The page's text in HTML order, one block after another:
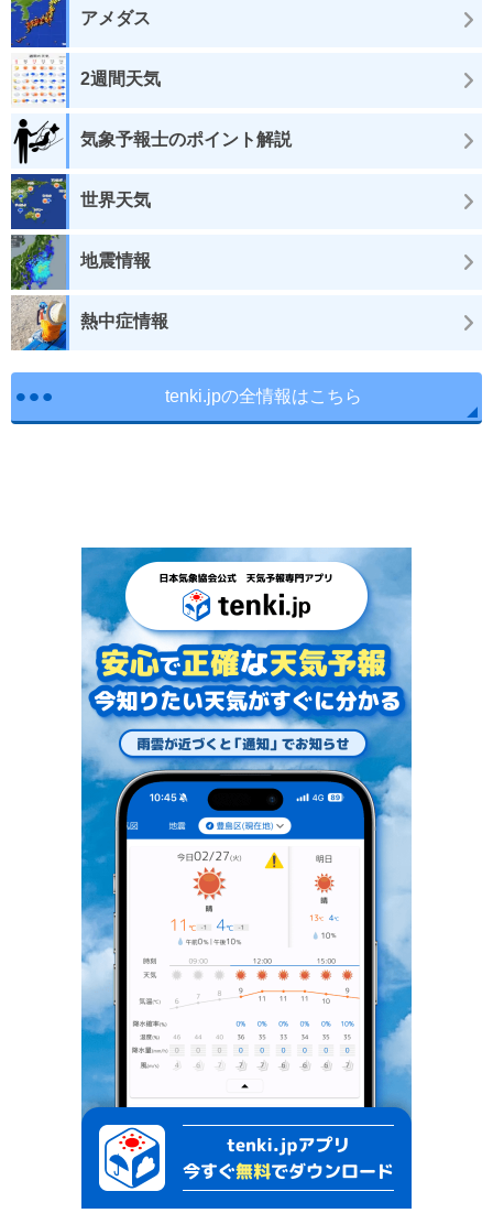
アメダス
2週間天気
気象予報士のポイント解説
世界天気
地震情報
熱中症情報
tenki.jpの全情報はこちら